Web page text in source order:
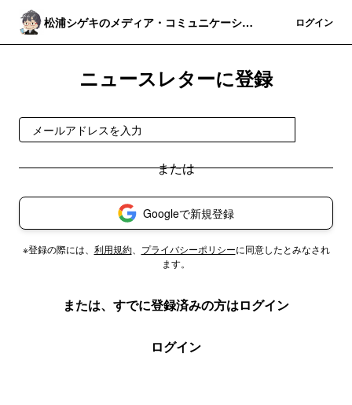
松浦シゲキのメディア・コミュニケーショ
ログイン
ニュースレターに登録
Googleで新規登録
※登録の際には、 利用規約、 プライバシーポリシーに同意したとみなされ
ます。
または、すでに登録済みの方はログイン
ログイン